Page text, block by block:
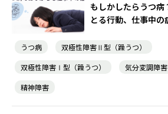
もしかしたらうつ
とる行動、仕事中の
うつ病
双極性障害Ⅱ型（躁うつ）
双極性障害Ⅰ型（躁うつ）
気分変調障害
精神障害